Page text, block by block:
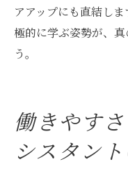
アアップにも直結し
極的に学ぶ姿勢が、
う。
働きやす
シスタン